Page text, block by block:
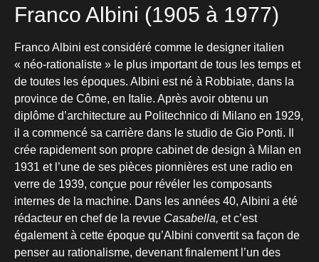
Franco Albini (1905 à 1977)
Franco Albini est considéré comme le designer italien
« néo-rationaliste » le plus important de tous les temps et
de toutes les époques. Albini est né à Robbiate, dans la
province de Côme, en Italie. Après avoir obtenu un
diplôme d’architecture au Politechnico di Milano en 1929,
il a commencé sa carrière dans le studio de Gio Ponti. Il
crée rapidement son propre cabinet de design à Milan en
1931 et l’une de ses pièces pionnières est une radio en
verre de 1939, conçue pour révéler les composants
internes de la machine. Dans les années 40, Albini a été
rédacteur en chef de la revue Casabella, et c’est
également à cette époque qu’Albini convertit sa façon de
penser au rationalisme, devenant finalement l’un des